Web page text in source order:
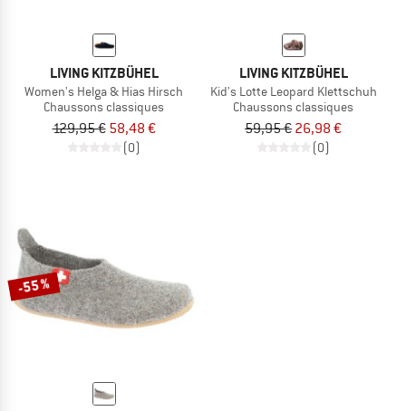
LIVING KITZBÜHEL
Women's Helga & Hias Hirsch
Chaussons classiques
129,95 € 58,48 €
(0)
LIVING KITZBÜHEL
Kid's Lotte Leopard Klettschuh
Chaussons classiques
59,95 € 26,98 €
(0)
-55 %